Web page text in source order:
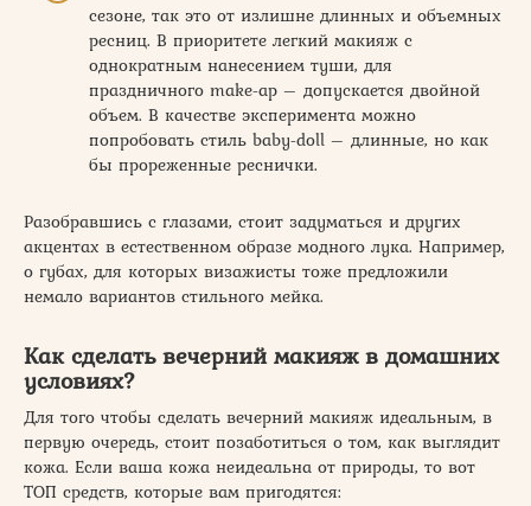
сезоне, так это от излишне длинных и объемных
ресниц. В приоритете легкий макияж с
однократным нанесением туши, для
праздничного make-ap – допускается двойной
объем. В качестве эксперимента можно
попробовать стиль baby-doll – длинные, но как
бы прореженные реснички.
Разобравшись с глазами, стоит задуматься и других
акцентах в естественном образе модного лука. Например,
о губах, для которых визажисты тоже предложили
немало вариантов стильного мейка.
Как сделать вечерний макияж в домашних
условиях?
Для того чтобы сделать вечерний макияж идеальным, в
первую очередь, стоит позаботиться о том, как выглядит
кожа. Если ваша кожа неидеальна от природы, то вот
ТОП средств, которые вам пригодятся: